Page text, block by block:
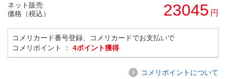
ネット販売
価格（税込）
23045 円
コメリカード番号登録、コメリカードでお支払いで
コメリポイント ： 4ポイント獲得
コメリポイントについて